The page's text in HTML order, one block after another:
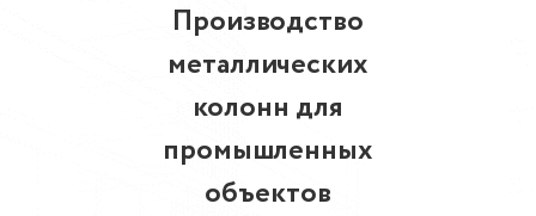
Производство
металлических
колонн для
промышленных
объектов